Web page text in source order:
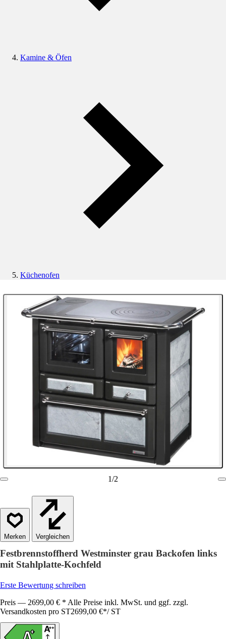
Kamine & Öfen
Küchenofen
1/2
Vergleichen
Festbrennstoffherd Westminster grau Backofen links
mit Stahlplatte-Kochfeld
Erste Bewertung schreiben
Preis — 2699,00 € * Alle Preise inkl. MwSt. und ggf. zzgl.
Versandkosten pro ST2699,00 €*/ ST